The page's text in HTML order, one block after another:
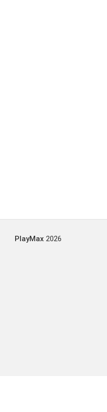
PlayMax 2026